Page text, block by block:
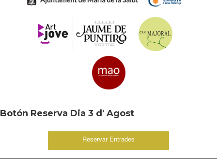
Botón Reserva Dia 3 d' Agost
Reservar Entrades